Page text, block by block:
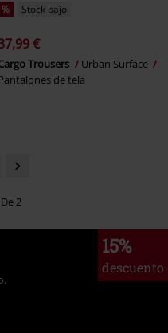
% Stock bajo
€
Trousers
Urban Surface
de tela
2
15%
descuento